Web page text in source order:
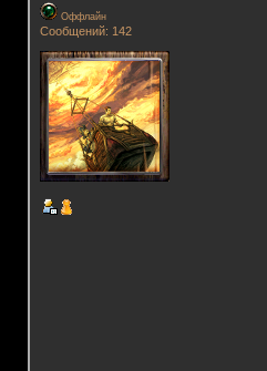
Оффлайн
Сообщений: 142